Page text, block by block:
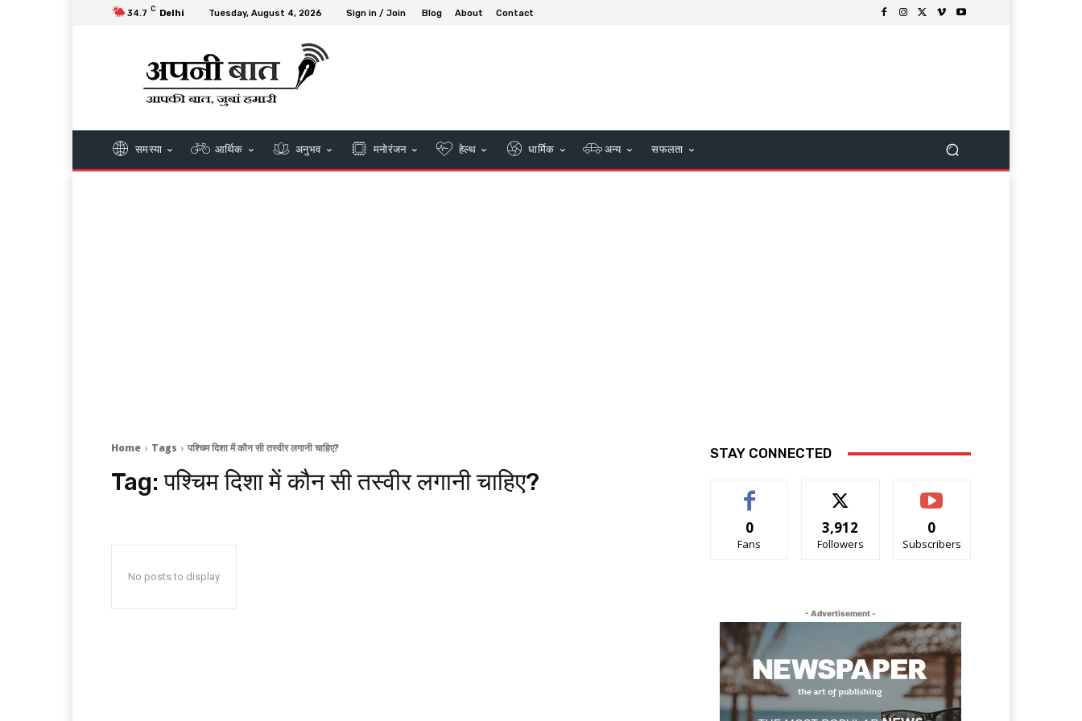
34.7 C Delhi Tuesday, August 4, 2026 Sign in / Join Blog About Contact
समस्या आर्थिक अनुभव मनोरंजन हेल्थ धार्मिक अन्य सफलता
Home Tags पश्चिम दिशा में कौन सी तस्वीर लगानी चाहिए?
Tag:पश्चिम दिशा में कौन सी तस्वीर लगानी चाहिए?
No posts to display
STAY CONNECTED
0
Fans
3,912
Followers
0
Subscribers
- Advertisement -